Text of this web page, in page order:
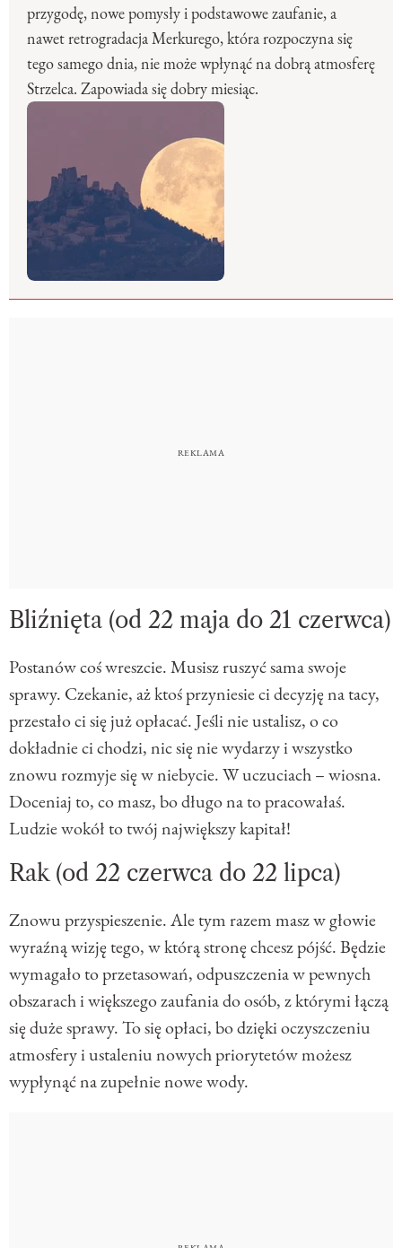
przygodę, nowe pomysły i podstawowe zaufanie, a
nawet retrogradacja Merkurego, która rozpoczyna się
tego samego dnia, nie może wpłynąć na dobrą atmosferę
Strzelca. Zapowiada się dobry miesiąc.
Bliźnięta (od 22 maja do 21 czerwca)
Postanów coś wreszcie. Musisz ruszyć sama swoje
sprawy. Czekanie, aż ktoś przyniesie ci decyzję na tacy,
przestało ci się już opłacać. Jeśli nie ustalisz, o co
dokładnie ci chodzi, nic się nie wydarzy i wszystko
znowu rozmyje się w niebycie. W uczuciach – wiosna.
Doceniaj to, co masz, bo długo na to pracowałaś.
Ludzie wokół to twój największy kapitał!
Rak (od 22 czerwca do 22 lipca)
Znowu przyspieszenie. Ale tym razem masz w głowie
wyraźną wizję tego, w którą stronę chcesz pójść. Będzie
wymagało to przetasowań, odpuszczenia w pewnych
obszarach i większego zaufania do osób, z którymi łączą
się duże sprawy. To się opłaci, bo dzięki oczyszczeniu
atmosfery i ustaleniu nowych priorytetów możesz
wypłynąć na zupełnie nowe wody.